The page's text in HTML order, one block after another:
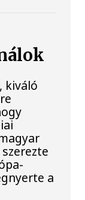
kiváló
a